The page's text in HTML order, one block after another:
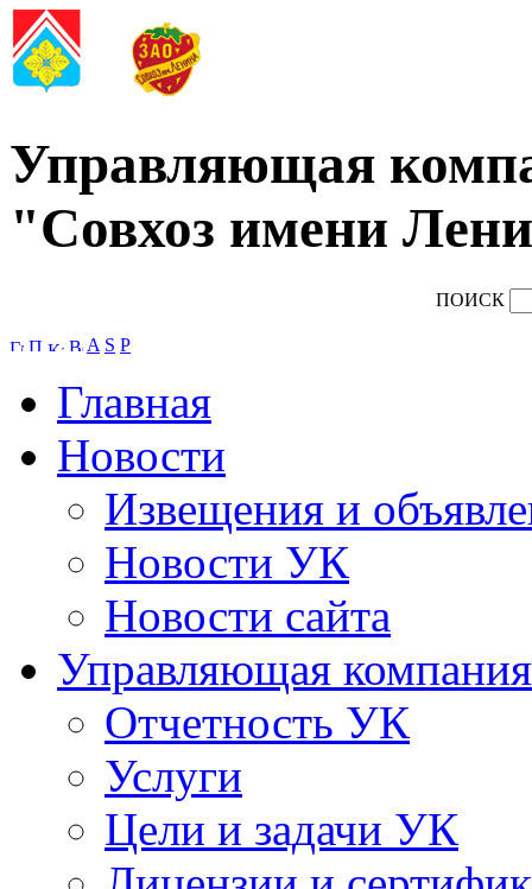
Управляющая
"Совхоз имени
ПОИСК
A S P
Главная
Новости
Извещения и
Новости УК
Новости сайта
Управляющая компания
Отчетность УК
Услуги
Цели и задачи УК